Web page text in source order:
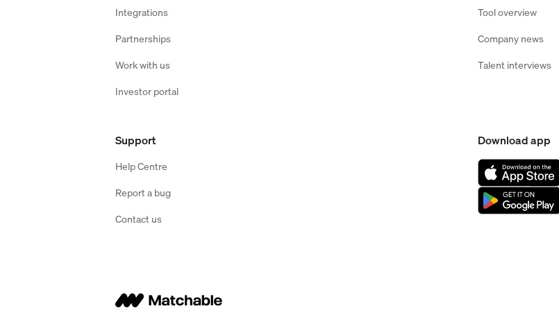
Integrations
Partnerships
Work with us
Investor portal
Tool overview
Company news
Talent interviews
Support
Help Centre
Report a bug
Contact us
Download app